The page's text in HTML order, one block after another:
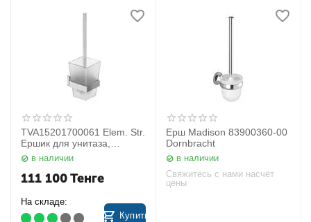
TVA15201700061 Elem. Str.
Ершик для унитаза,
комплект
в наличии
111 100Тенге
На складе:
Купить
Ерш Madison 83900360-00
Dornbracht
в наличии
Свяжитесь с нами насчёт
цены